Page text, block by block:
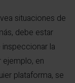
situaciones de
debe estar
la
en
plataforma, se